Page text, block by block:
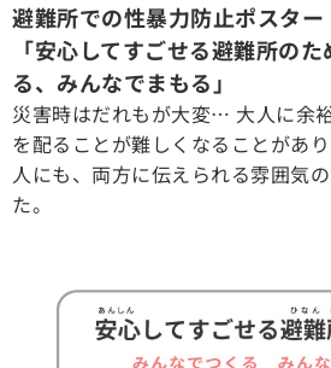
避難所での性暴力防止ポスター
「安心してすごせる避難所の
る、みんなでまもる」
災害時はだれもが大変… 大人に余
を配ることが難しくなることがあ
人にも、両方に伝えられる雰囲気
た。